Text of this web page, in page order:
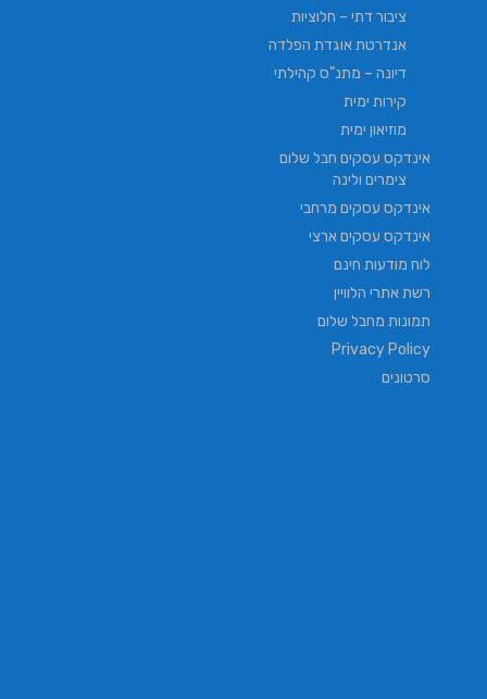
ציבור דתי – חלוציות
אנדרטת אוגדת הפלדה
דיונה – מתנ"ס קהילתי
קירות ימית
מוזיאון ימית
אינדקס עסקים חבל שלום
צימרים ולינה
אינדקס עסקים מרחבי
אינדקס עסקים ארצי
לוח מודעות חינם
רשת אתרי הלוויין
תמונות מחבל שלום
Privacy Policy
סרטונים